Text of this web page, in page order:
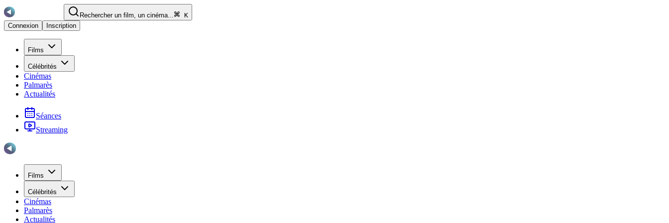
Rechercher un film, un cinéma...
K
Connexion
Inscription
Films
Célébrités
Cinémas
Palmarès
Actualités
Séances
Streaming
Films
Célébrités
Cinémas
Palmarès
Actualités